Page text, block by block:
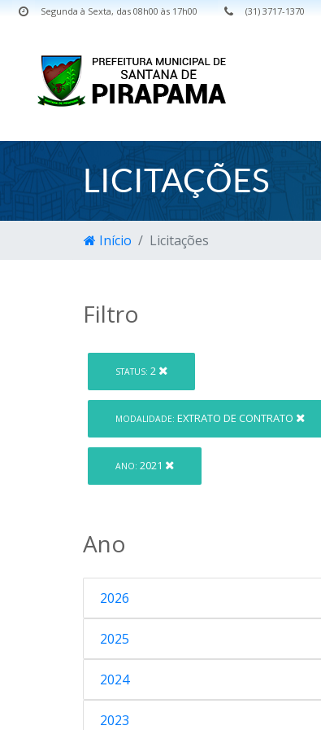
Segunda à Sexta, das 08h00 às 17h00 (31) 3717-1370
LICITAÇÕES
Início Licitações
Filtro
STATUS: 2
MODALIDADE: EXTRATO DE CONTRATO
ANO: 2021
Ano
2026
2025
2024
2023